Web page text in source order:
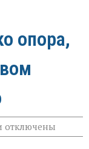
опора,
к
записи
отключены